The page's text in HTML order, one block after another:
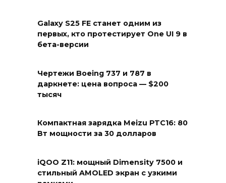
Galaxy S25 FE станет одним из
первых, кто протестирует One UI 9 в
бета-версии
Чертежи Boeing 737 и 787 в
даркнете: цена вопроса — $200
тысяч
Компактная зарядка Meizu PTC16: 80
Вт мощности за 30 долларов
iQOO Z11: мощный Dimensity 7500 и
стильный AMOLED экран с узкими